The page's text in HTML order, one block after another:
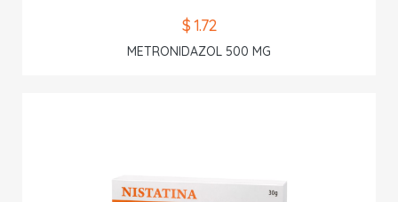
$ 1.72
METRONIDAZOL 500 MG